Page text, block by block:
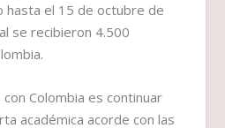
hasta el 15 de octubre de
se recibieron 4.500
Colombia es continuar
académica acorde con las